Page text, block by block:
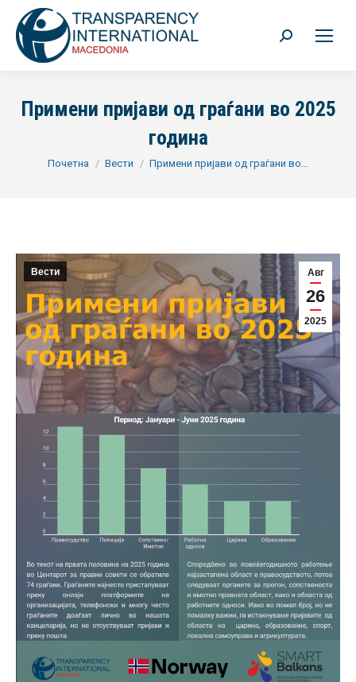
Search:
Примени пријави од граѓани во 2025
година
You are here:
Почетна Вести Примени пријави од граѓани во…
Авг
26
2025
Вести